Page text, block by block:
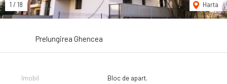
Prelungirea Ghencea
1 / 18 Harta
Imobil Bloc de apart.